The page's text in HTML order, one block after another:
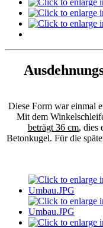
Diese Form war einmal
Mit dem
beträgt 36 cm, dies
Betonkugel. Für die